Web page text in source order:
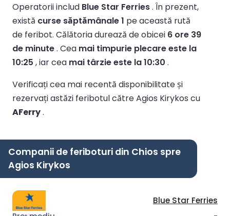
Operatorii includ Blue Star Ferries. În prezent,
există curse săptămânale 1 pe această rută
de feribot. Călătoria durează de obicei 6 ore 39
de minute. Cea mai timpurie plecare este la
10:25 , iar cea mai târzie este la 10:30 .
Verificați cea mai recentă disponibilitate și
rezervați astăzi feribotul către Agios Kirykos cu
AFerry.
Companii de feriboturi din Chios spre
Agios Kirykos
Blue Star Ferries